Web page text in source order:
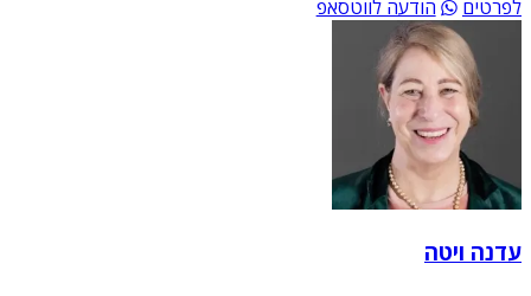
לפרטים
הודעה לווטסאפ
עדנה ויטה